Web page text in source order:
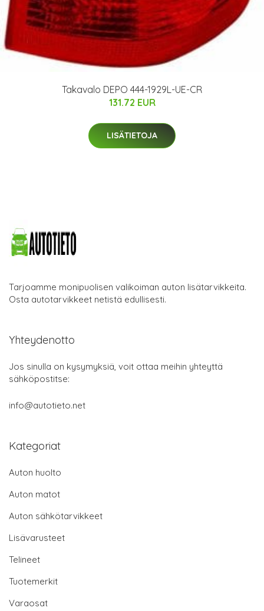
Takavalo DEPO 444-1929L-UE-CR
131.72 EUR
LISÄTIETOJA
Tarjoamme monipuolisen valikoiman auton lisätarvikkeita.
Osta autotarvikkeet netistä edullisesti.
Yhteydenotto
Jos sinulla on kysymyksiä, voit ottaa meihin yhteyttä
sähköpostitse:
info@autotieto.net
Kategoriat
Auton huolto
Auton matot
Auton sähkötarvikkeet
Lisävarusteet
Telineet
Tuotemerkit
Varaosat